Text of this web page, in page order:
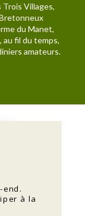
Villages,
du Manet,
fil du temps,
amateurs.
à la